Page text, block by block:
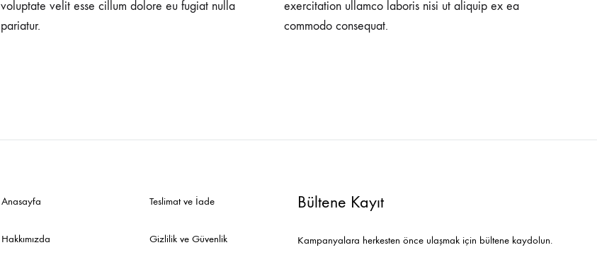
voluptate velit esse cillum dolore eu fugiat nulla
pariatur.
exercitation ullamco laboris nisi ut aliquip ex ea
commodo consequat.
Anasayfa
Hakkımızda
Teslimat ve İade
Gizlilik ve Güvenlik
Bültene Kayıt
Kampanyalara herkesten önce ulaşmak için bültene kaydolun.